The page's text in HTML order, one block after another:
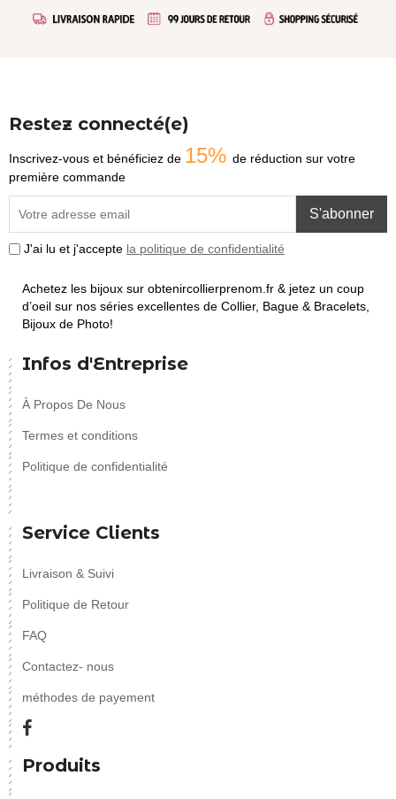
Restez connecté(e)
Inscrivez-vous et bénéficiez de 15% de réduction sur votre
première commande
S'abonner
J'ai lu et j'accepte la politique de confidentialité
Achetez les bijoux sur obtenircollierprenom.fr & jetez un coup
d’oeil sur nos séries excellentes de Collier, Bague & Bracelets,
Bijoux de Photo!
Infos d'Entreprise
À Propos De Nous
Termes et conditions
Politique de confidentialité
Service Clients
Livraison & Suivi
Politique de Retour
FAQ
Contactez- nous
méthodes de payement
Produits